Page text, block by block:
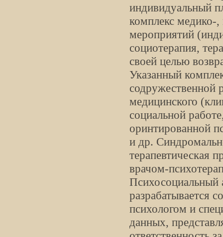
индивидуальный
комплекс медико-
мероприятий
социотерапия,
своей целью
Указанный
содружественной
медицинского
социальной
оринтированной
и др.
терапевтическая
врачом-
Психосоциальный
разрабатывается
психологом и
данных,